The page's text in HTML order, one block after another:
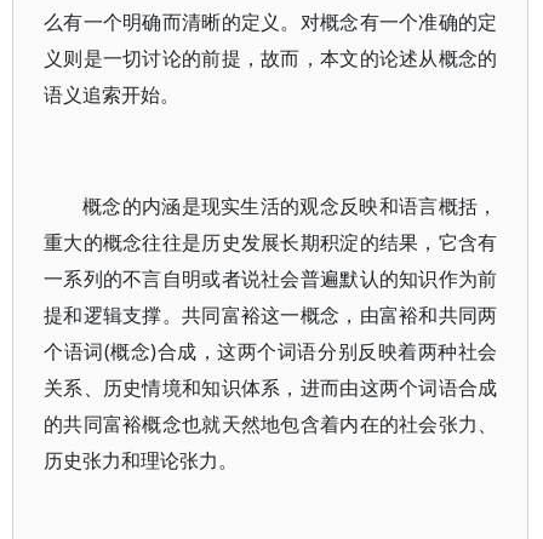
么有一个明确而清晰的定义。对概念有一个准确的定
义则是一切讨论的前提，故而，本文的论述从概念的
语义追索开始。
概念的内涵是现实生活的观念反映和语言概括，
重大的概念往往是历史发展长期积淀的结果，它含有
一系列的不言自明或者说社会普遍默认的知识作为前
提和逻辑支撑。共同富裕这一概念，由富裕和共同两
个语词(概念)合成，这两个词语分别反映着两种社会
关系、历史情境和知识体系，进而由这两个词语合成
的共同富裕概念也就天然地包含着内在的社会张力、
历史张力和理论张力。